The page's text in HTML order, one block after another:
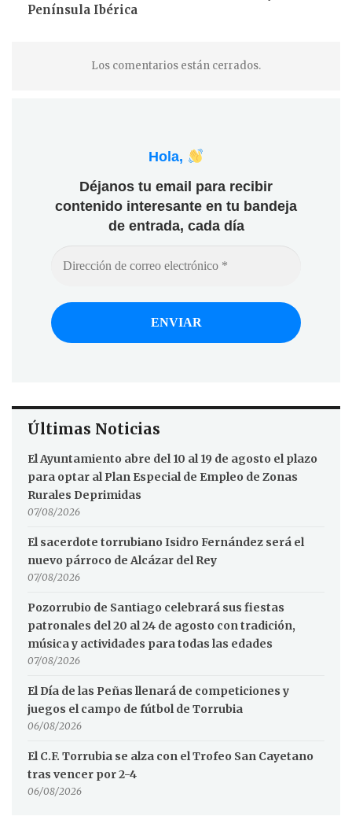
Península Ibérica
Los comentarios están cerrados.
Hola,
Déjanos tu email para recibir
contenido interesante en tu bandeja
de entrada, cada día
Últimas Noticias
El Ayuntamiento abre del 10 al 19 de agosto el plazo
para optar al Plan Especial de Empleo de Zonas
Rurales Deprimidas
07/08/2026
El sacerdote torrubiano Isidro Fernández será el
nuevo párroco de Alcázar del Rey
07/08/2026
Pozorrubio de Santiago celebrará sus fiestas
patronales del 20 al 24 de agosto con tradición,
música y actividades para todas las edades
07/08/2026
El Día de las Peñas llenará de competiciones y
juegos el campo de fútbol de Torrubia
06/08/2026
El C.F. Torrubia se alza con el Trofeo San Cayetano
tras vencer por 2-4
06/08/2026